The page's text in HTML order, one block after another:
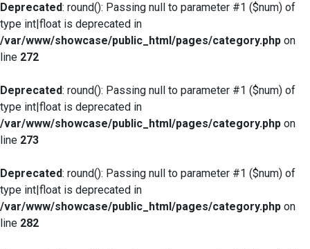
Deprecated: round(): Passing null to parameter #1 ($num) of
type int|float is deprecated in
/var/www/showcase/public_html/pages/category.php on
line 272
Deprecated: round(): Passing null to parameter #1 ($num) of
type int|float is deprecated in
/var/www/showcase/public_html/pages/category.php on
line 273
Deprecated: round(): Passing null to parameter #1 ($num) of
type int|float is deprecated in
/var/www/showcase/public_html/pages/category.php on
line 282